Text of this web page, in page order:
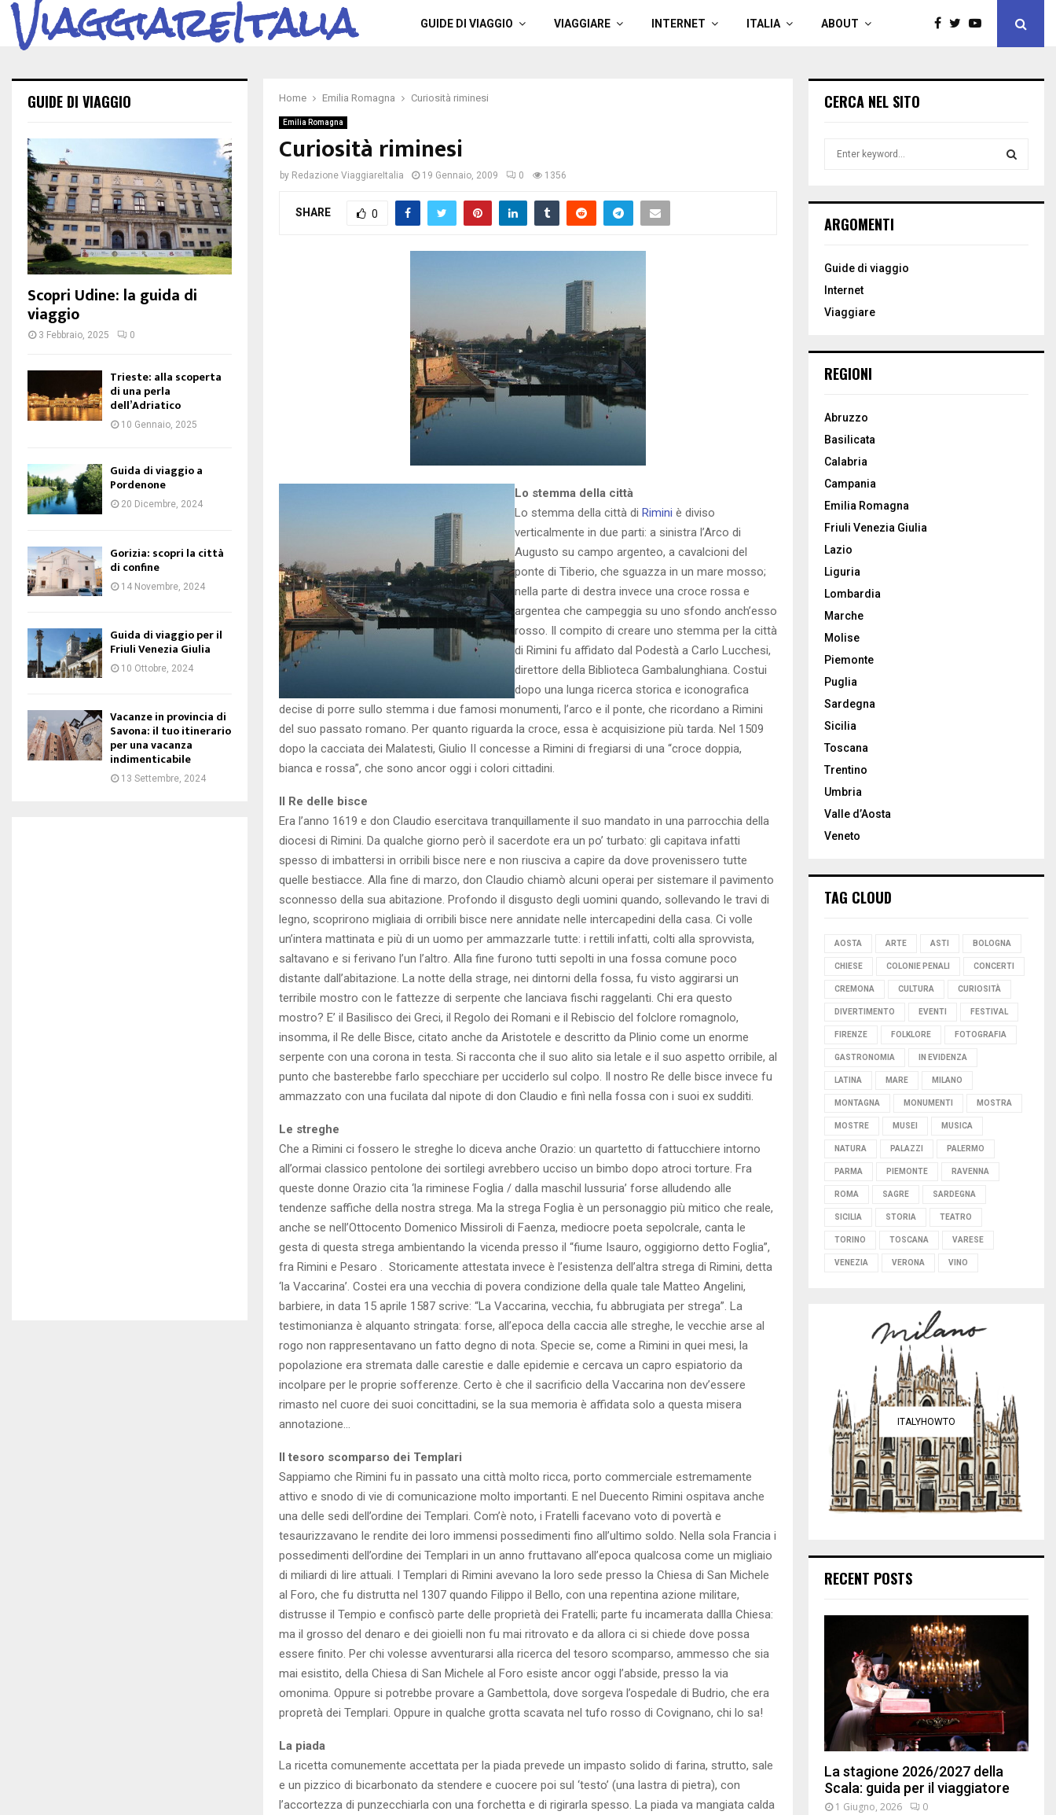
ViaggiareItalia GUIDE DI VIAGGIO VIAGGIARE INTERNET ITALIA ABOUT
Home Emilia Romagna Curiosità riminesi
Emilia Romagna
Curiosità riminesi
by Redazione ViaggiareItalia 19 Gennaio, 2009 0 1356
SHARE 0
Lo stemma della città
Lo stemma della città di Rimini è diviso
verticalmente in due parti: a sinistra l’Arco di
Augusto su campo argenteo, a cavalcioni del
ponte di Tiberio, che sguazza in un mare mosso;
nella parte di destra invece una croce rossa e
argentea che campeggia su uno sfondo anch’esso
rosso. Il compito di creare uno stemma per la città
di Rimini fu affidato dal Podestà a Carlo Lucchesi,
direttore della Biblioteca Gambalunghiana. Costui
dopo una lunga ricerca storica e iconografica
decise di porre sullo stemma i due famosi monumenti, l’arco e il ponte, che ricordano a Rimini
del suo passato romano. Per quanto riguarda la croce, essa è acquisizione più tarda. Nel 1509
dopo la cacciata dei Malatesti, Giulio II concesse a Rimini di fregiarsi di una “croce doppia,
bianca e rossa”, che sono ancor oggi i colori cittadini.
Il Re delle bisce
Era l’anno 1619 e don Claudio esercitava tranquillamente il suo mandato in una parrocchia della
diocesi di Rimini. Da qualche giorno però il sacerdote era un po’ turbato: gli capitava infatti
spesso di imbattersi in orribili bisce nere e non riusciva a capire da dove provenissero tutte
quelle bestiacce. Alla fine di marzo, don Claudio chiamò alcuni operai per sistemare il pavimento
sconnesso della sua abitazione. Profondo il disgusto degli uomini quando, sollevando le travi di
legno, scoprirono migliaia di orribili bisce nere annidate nelle intercapedini della casa. Ci volle
un’intera mattinata e più di un uomo per ammazzarle tutte: i rettili infatti, colti alla sprovvista,
saltavano e si ferivano l’un l’altro. Alla fine furono tutti sepolti in una fossa comune poco
distante dall’abitazione. La notte della strage, nei dintorni della fossa, fu visto aggirarsi un
terribile mostro con le fattezze di serpente che lanciava fischi raggelanti. Chi era questo
mostro? E’ il Basilisco dei Greci, il Regolo dei Romani e il Rebiscio del folclore romagnolo,
insomma, il Re delle Bisce, citato anche da Aristotele e descritto da Plinio come un enorme
serpente con una corona in testa. Si racconta che il suo alito sia letale e il suo aspetto orribile, al
punto che basterebbe farlo specchiare per ucciderlo sul colpo. Il nostro Re delle bisce invece fu
ammazzato con una fucilata dal nipote di don Claudio e finì nella fossa con i suoi ex sudditi.
Le streghe
Che a Rimini ci fossero le streghe lo diceva anche Orazio: un quartetto di fattucchiere intorno
all’ormai classico pentolone dei sortilegi avrebbero ucciso un bimbo dopo atroci torture. Fra
queste donne Orazio cita ‘la riminese Foglia / dalla maschil lussuria’ forse alludendo alle
tendenze saffiche della nostra strega. Ma la strega Foglia è un personaggio più mitico che reale,
anche se nell’Ottocento Domenico Missiroli di Faenza, mediocre poeta sepolcrale, canta le
gesta di questa strega ambientando la vicenda presso il “fiume Isauro, oggigiorno detto Foglia”,
fra Rimini e Pesaro . Storicamente attestata invece è l’esistenza dell’altra strega di Rimini, detta
‘la Vaccarina’. Costei era una vecchia di povera condizione della quale tale Matteo Angelini,
barbiere, in data 15 aprile 1587 scrive: “La Vaccarina, vecchia, fu abbrugiata per strega”. La
testimonianza è alquanto stringata: forse, all’epoca della caccia alle streghe, le vecchie arse al
rogo non rappresentavano un fatto degno di nota. Specie se, come a Rimini in quei mesi, la
popolazione era stremata dalle carestie e dalle epidemie e cercava un capro espiatorio da
incolpare per le proprie sofferenze. Certo è che il sacrificio della Vaccarina non dev’essere
rimasto nel cuore dei suoi concittadini, se la sua memoria è affidata solo a questa misera
annotazione…
Il tesoro scomparso dei Templari
Sappiamo che Rimini fu in passato una città molto ricca, porto commerciale estremamente
attivo e snodo di vie di comunicazione molto importanti. E nel Duecento Rimini ospitava anche
una delle sedi dell’ordine dei Templari. Com’è noto, i Fratelli facevano voto di povertà e
tesaurizzavano le rendite dei loro immensi possedimenti fino all’ultimo soldo. Nella sola Francia i
possedimenti dell’ordine dei Templari in un anno fruttavano all’epoca qualcosa come un migliaio
di miliardi di lire attuali. I Templari di Rimini avevano la loro sede presso la Chiesa di San Michele
al Foro, che fu distrutta nel 1307 quando Filippo il Bello, con una repentina azione militare,
distrusse il Tempio e confiscò parte delle proprietà dei Fratelli; parte fu incamerata dallla Chiesa:
ma il grosso del denaro e dei gioielli non fu mai ritrovato e da allora ci si chiede dove possa
essere finito. Per chi volesse avventurarsi alla ricerca del tesoro scomparso, ammesso che sia
mai esistito, della Chiesa di San Michele al Foro esiste ancor oggi l’abside, presso la via
omonima. Oppure si potrebbe provare a Gambettola, dove sorgeva l’ospedale di Budrio, che era
propretà dei Templari. Oppure in qualche grotta scavata nel tufo rosso di Covignano, chi lo sa!
La piada
La ricetta comunemente accettata per la piada prevede un impasto solido di farina, strutto, sale
e un pizzico di bicarbonato da stendere e cuocere poi sul ‘testo’ (una lastra di pietra), con
l’accortezza di punzecchiarla con una forchetta e di rigirarla spesso. La piada va mangiata calda
GUIDE DI VIAGGIO
Scopri Udine: la guida di
viaggio
3 Febbraio, 2025 0
Trieste: alla scoperta
di una perla
dell’Adriatico
10 Gennaio, 2025
Guida di viaggio a
Pordenone
20 Dicembre, 2024
Gorizia: scopri la città
di confine
14 Novembre, 2024
Guida di viaggio per il
Friuli Venezia Giulia
10 Ottobre, 2024
Vacanze in provincia di
Savona: il tuo itinerario
per una vacanza
indimenticabile
13 Settembre, 2024
CERCA NEL SITO
h
o
:
ARGOMENTI
Guide di viaggio
Internet
Viaggiare
REGIONI
Abruzzo
Basilicata
Calabria
Campania
Emilia Romagna
Friuli Venezia Giulia
Lazio
Liguria
Lombardia
Marche
Molise
Piemonte
Puglia
Sardegna
Sicilia
Toscana
Trentino
Umbria
Valle d’Aosta
Veneto
TAG CLOUD
AOSTA ARTE ASTI BOLOGNA
CHIESE COLONIE PENALI CONCERTI
CREMONA CULTURA CURIOSITÀ
DIVERTIMENTO EVENTI FESTIVAL
FIRENZE FOLKLORE FOTOGRAFIA
GASTRONOMIA IN EVIDENZA
LATINA MARE MILANO
MONTAGNA MONUMENTI MOSTRA
MOSTRE MUSEI MUSICA
NATURA PALAZZI PALERMO
PARMA PIEMONTE RAVENNA
ROMA SAGRE SARDEGNA
SICILIA STORIA TEATRO
TORINO TOSCANA VARESE
VENEZIA VERONA VINO
ITALYHOWTO
RECENT POSTS
La stagione 2026/2027 della
Scala: guida per il viaggiatore
1 Giugno, 2026 0